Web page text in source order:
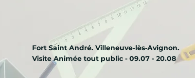
Fort Saint André. Villeneuve-lès-Avignon.
Visite Animée tout public - 09.07 - 20.08